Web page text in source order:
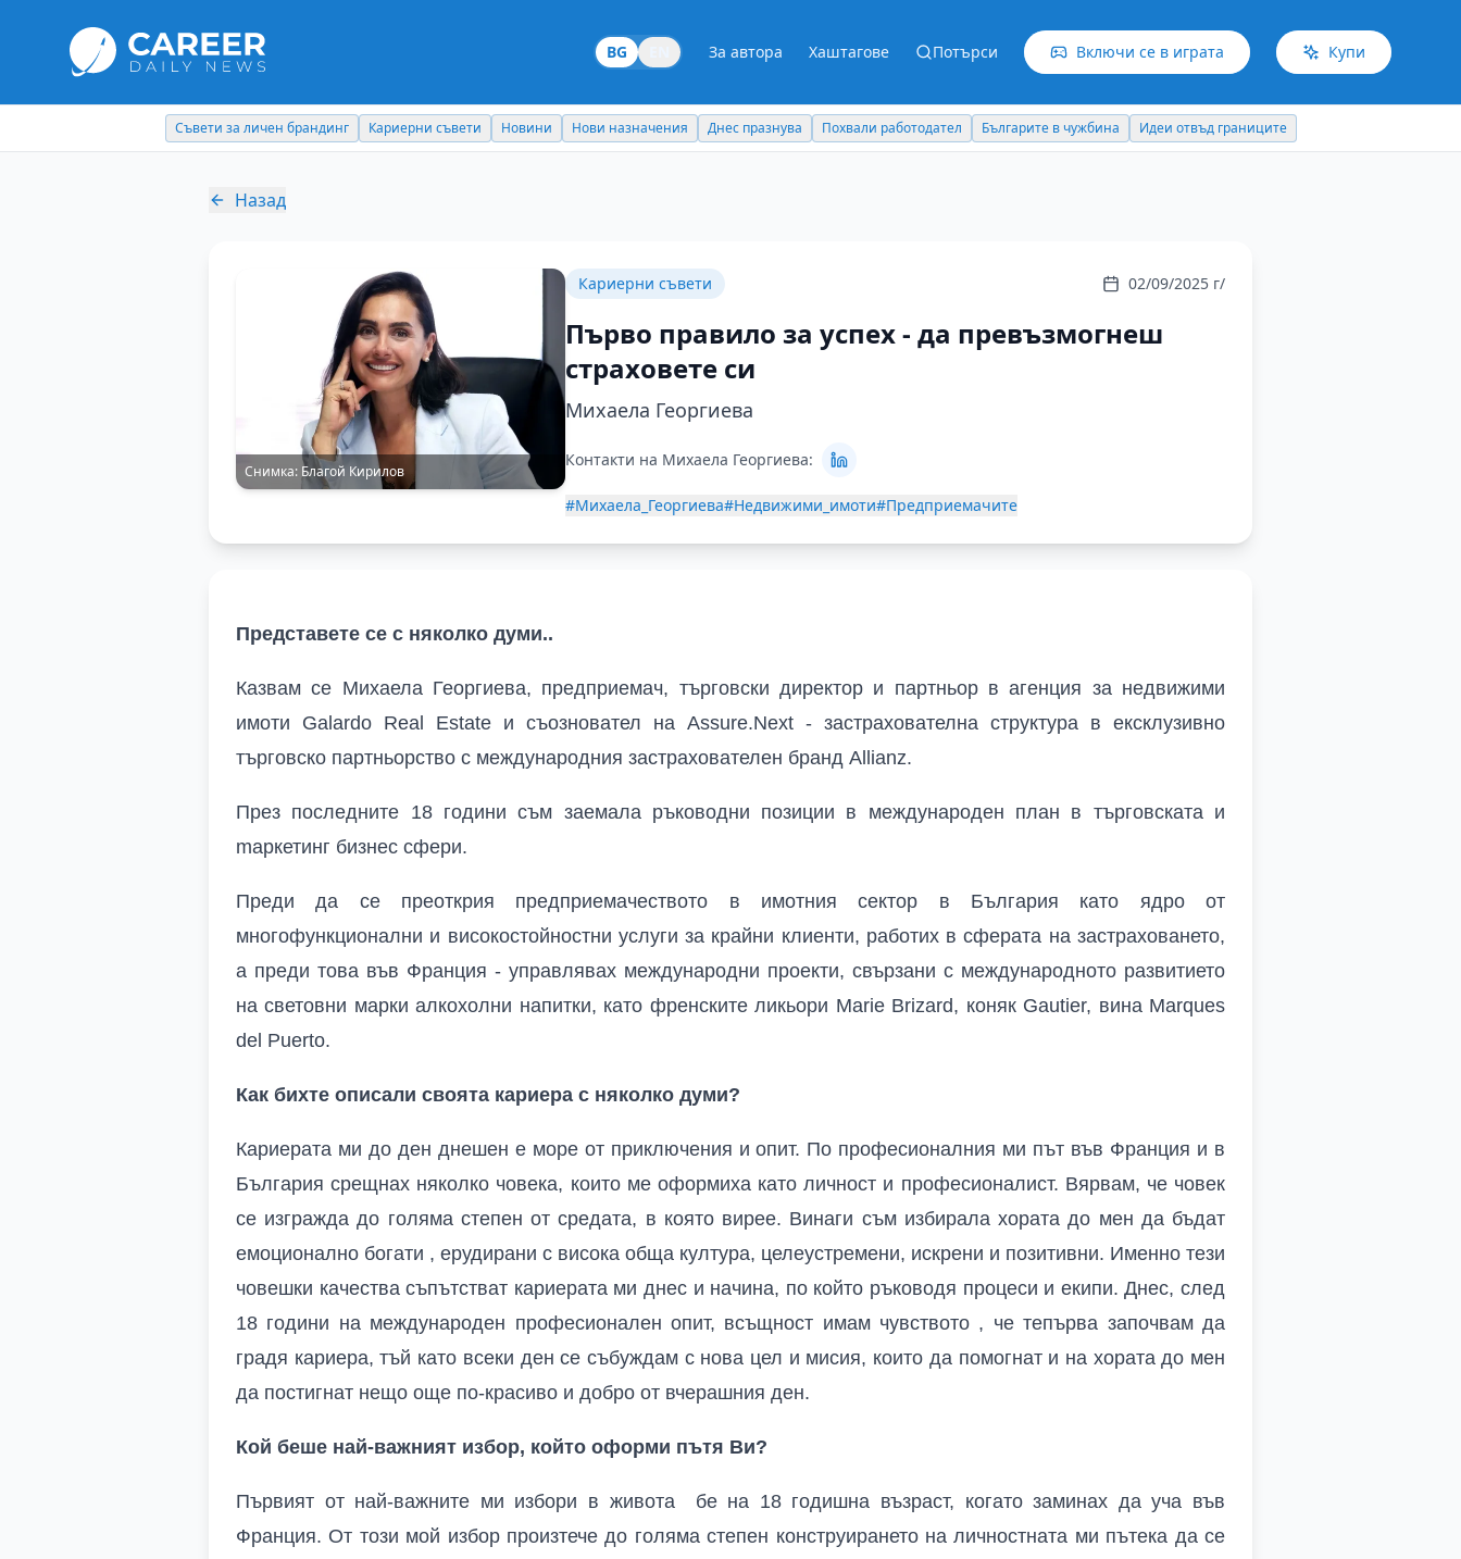
BG За автора Хаштагове Потърси Включи се в играта Купи
Съвети за личен брандинг Кариерни съвети Новини Нови назначения Днес празнува Похвали работодател Българите в чужбина Идеи отвъд границите
Назад
Снимка: Благой Кирилов
Кариерни съвети 02/09/2025 г/
Първо правило за успех - да превъзмогнеш
страховете си
Михаела Георгиева
Контакти на Михаела Георгиева:
#Михаела_Георгиева#Недвижими_имоти#Предприемачите
Представете се с няколко думи..
Казвам се Михаела Георгиева, предприемач, търговски директор и партньор в агенция за недвижими
имоти Galardo Real Estate и съозновател на Assure.Next - застрахователна структура в ексклузивно
търговско партньорство с международния застрахователен бранд Allianz.
През последните 18 години съм заемала ръководни позиции в международен план в търговската и
mаркетинг бизнес сфери.
Преди да се преоткрия предприемачеството в имотния сектор в България като ядро от
многофункционални и високостойностни услуги за крайни клиенти, работих в сферата на застраховането,
а преди това във Франция - управлявах международни проекти, свързани с международното развитието
на световни марки алкохолни напитки, като френските ликьори Marie Brizard, коняк Gautier, вина Marques
del Puerto.
Как бихте описали своята кариера с няколко думи?
Кариерата ми до ден днешен е море от приключения и опит. По професионалния ми път във Франция и в
България срещнах няколко човека, които ме оформиха като личност и професионалист. Вярвам, че човек
се изгражда до голяма степен от средата, в която вирее. Винаги съм избирала хората до мен да бъдат
емоционално богати , ерудирани с висока обща култура, целеустремени, искрени и позитивни. Именно тези
човешки качества съпътстват кариерата ми днес и начина, по който ръководя процеси и екипи. Днес, след
18 години на международен професионален опит, всъщност имам чувството , че тепърва започвам да
градя кариера, тъй като всеки ден се събуждам с нова цел и мисия, които да помогнат и на хората до мен
да постигнат нещо още по-красиво и добро от вчерашния ден.
Кой беше най-важният избор, който оформи пътя Ви?
Първият от най-важните ми избори в живота бе на 18 годишна възраст, когато заминах да уча във
Франция. От този мой избор произтече до голяма степен конструирането на личностната ми пътека да се